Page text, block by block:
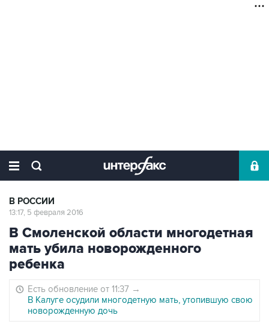
В РОССИИ
13:17, 5 февраля 2016
В Смоленской области многодетная
мать убила новорожденного
ребенка
Есть обновление от 11:37 →
В Калуге осудили многодетную мать, утопившую свою
новорожденную дочь